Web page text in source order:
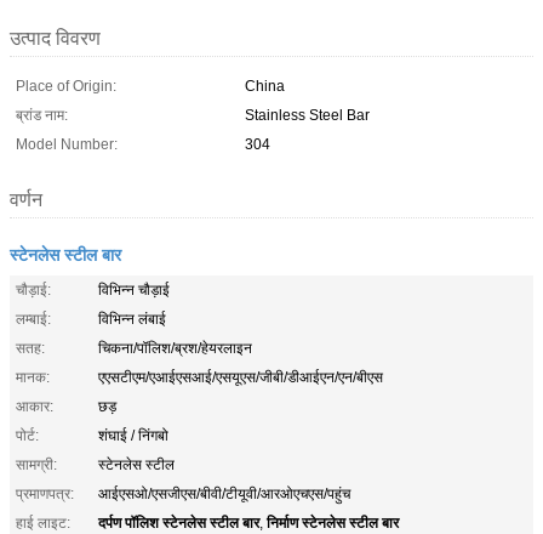
उत्पाद विवरण
Place of Origin:
China
ब्रांड नाम:
Stainless Steel Bar
Model Number:
304
वर्णन
स्टेनलेस स्टील बार
चौड़ाई:
विभिन्न चौड़ाई
लम्बाई:
विभिन्न लंबाई
सतह:
चिकना/पॉलिश/ब्रश/हेयरलाइन
मानक:
एएसटीएम/एआईएसआई/एसयूएस/जीबी/डीआईएन/एन/बीएस
आकार:
छड़
पोर्ट:
शंघाई / निंगबो
सामग्री:
स्टेनलेस स्टील
प्रमाणपत्र:
आईएसओ/एसजीएस/बीवी/टीयूवी/आरओएचएस/पहुंच
हाई लाइट:
दर्पण पॉलिश स्टेनलेस स्टील बार,निर्माण स्टेनलेस स्टील बार